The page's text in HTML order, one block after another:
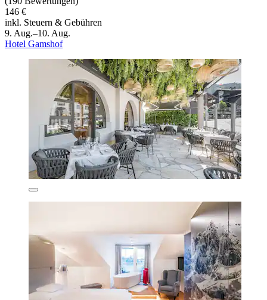
146 €
inkl. Steuern & Gebühren
9. Aug.–10. Aug.
Hotel Gamshof